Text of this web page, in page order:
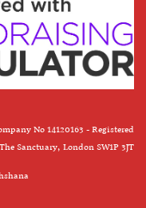
No 14120163 - Registered
Sanctuary, London SW1P 3JT